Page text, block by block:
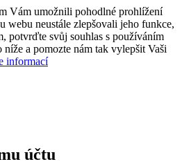
Vám umožnili pohodlné prohlížení
webu neustále zlepšovali jeho funkce,
potvrďte svůj souhlas s používáním
a pomozte nám tak vylepšit Vaši
informací
účtu